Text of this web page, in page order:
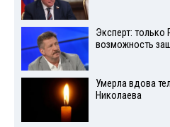
Эксперт:
возможность
Умерла вдова
Николаева